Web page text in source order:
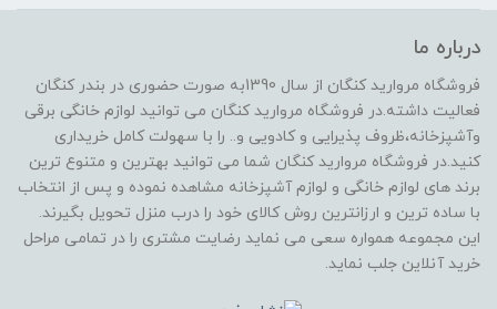
درباره ما
فروشگاه مروارید کنگان از سال 1390به صورت حضوری در بندر کنگان
فعالیت داشته.در فروشگاه مروارید کنگان می توانید لوازم خانگی برقی
وآشپزخانه،ظروف پذیرایی و کادویی و.. را با سهولت کامل خریداری
کنید.در فروشگاه مروارید کنگان شما می توانید بهترین و متنوع ترین
برند های لوازم خانگی و لوازم آشپزخانه مشاهده نموده و پس از انتخاب
با ساده ترین و ارزانترین روش کالای خود را درب منزل تحویل بگیرند.
این مجموعه همواره سعی می نماید رضایت مشتری را در تمامی مراحل
خرید آنلاین جلب نماید.